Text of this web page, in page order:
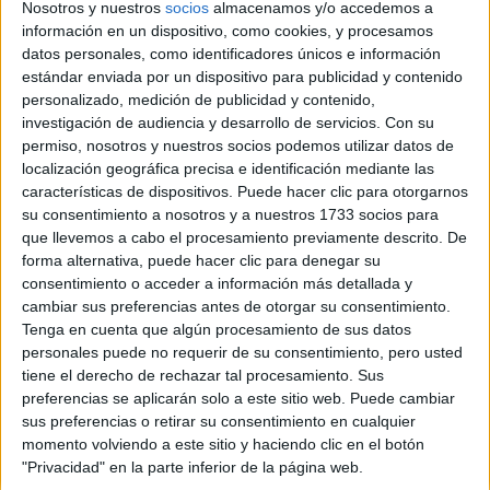
Nosotros y nuestros socios almacenamos y/o accedemos a
información en un dispositivo, como cookies, y procesamos
datos personales, como identificadores únicos e información
estándar enviada por un dispositivo para publicidad y contenido
personalizado, medición de publicidad y contenido,
investigación de audiencia y desarrollo de servicios. Con su
permiso, nosotros y nuestros socios podemos utilizar datos de
localización geográfica precisa e identificación mediante las
características de dispositivos. Puede hacer clic para otorgarnos
su consentimiento a nosotros y a nuestros 1733 socios para
que llevemos a cabo el procesamiento previamente descrito. De
forma alternativa, puede hacer clic para denegar su
consentimiento o acceder a información más detallada y
cambiar sus preferencias antes de otorgar su consentimiento.
Tenga en cuenta que algún procesamiento de sus datos
personales puede no requerir de su consentimiento, pero usted
tiene el derecho de rechazar tal procesamiento. Sus
preferencias se aplicarán solo a este sitio web. Puede cambiar
sus preferencias o retirar su consentimiento en cualquier
momento volviendo a este sitio y haciendo clic en el botón
"Privacidad" en la parte inferior de la página web.
Comunidad:
Galicia
Año del examen:
2013
Mes de examen:
Septiembre
Asignatura:
Análisis Musical II
Descripción del fichero:
Audición 2
Fichero Examen:
ex-men-selectividad-lisis-musical-ii-galicia-2013-
septiembre.mp3
Quiénes somos|Contactar|Anúnciate